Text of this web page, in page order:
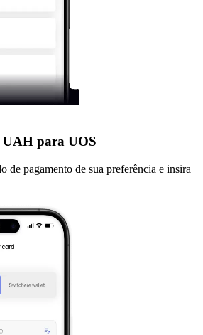
para UOS
de pagamento de sua preferência e insira